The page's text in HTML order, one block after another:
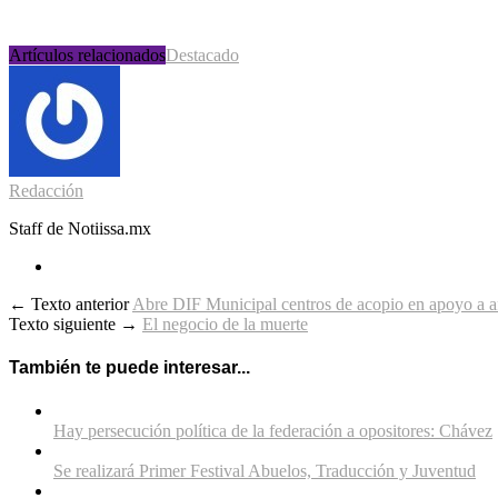
Artículos relacionadosDestacado
Redacción
Staff de Notiissa.mx
← Texto anteriorAbre DIF Municipal centros de acopio en apoyo a
Texto siguiente → El negocio de la muerte
También te puede interesar...
Hay persecución política de la federación a opositores: Chávez
Se realizará Primer Festival Abuelos, Traducción y Juventud